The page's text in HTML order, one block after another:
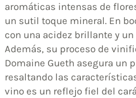
aromáticas intensas de
un sutil toque mineral. En
con una acidez brillante y
Además, su proceso de
Domaine Gueth asegura un
resaltando las
vino es un reflejo fiel del